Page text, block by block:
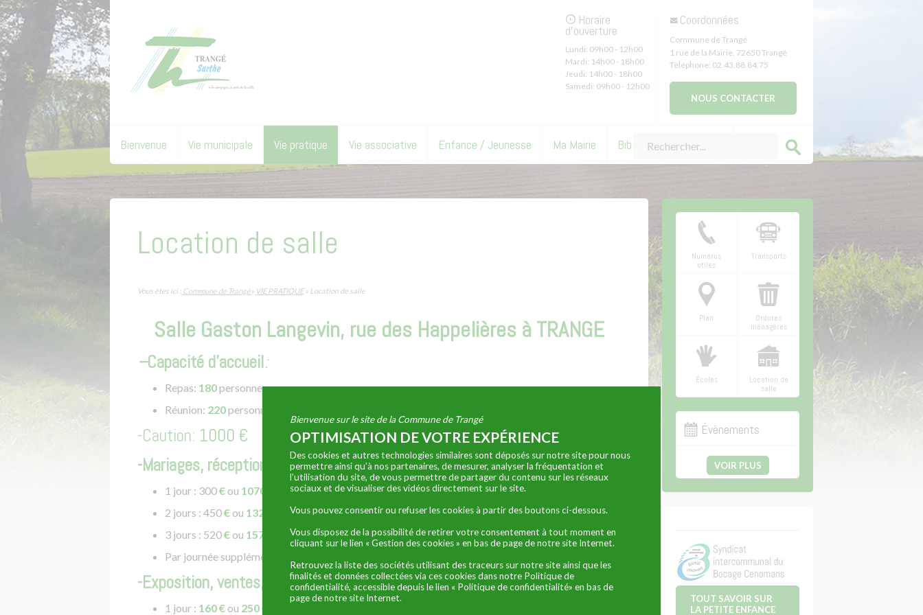
Horaire
d'ouverture
Lundi: 09h00 - 12h00
Mardi: 14h00 - 18h00
Jeudi: 14h00 - 18h00
Samedi: 09h00 - 12h00
Coordonnées
Commune de Trangé
1 rue de la Mairie, 72650Trangé
Téléphone: 02.43.88.84.75
NOUS CONTACTER
Bienvenue Vie municipale Vie pratique Vie associative Enfance / Jeunesse Ma Mairie Bibliothèque de Trangé
Location de salle
Vous êtes ici : Commune de Trangé» VIE PRATIQUE» Location de salle
Salle Gaston Langevin, rue des Happelières à TRANGE
–Capacité d’accueil:
Repas: 180personnes
Réunion: 220personnes
-Caution: 1000 €
-Mariages, réceptions, vins d’honneur:
1 jour : 300€ ou 1070€
hors commune
2 jours : 450€ ou 1320 €
hors commune
3 jours : 520€ ou 1570 €
hors commune
Par journée supplémentaire:
-Exposition, ventes, réunions:
1 jour : 160 € ou 250 €
Numéros
utiles
Transports
Plan
Ordures
ménagères
Écoles
Location de
salle
Évènements
VOIR PLUS
TOUT SAVOIR SUR
LA PETITE ENFANCE
Bienvenue sur le site de la Commune de Trangé
OPTIMISATION DE VOTRE EXPÉRIENCE
Des cookies et autres technologies similaires sont déposés sur notre site pour nous
permettre ainsi qu’à nos partenaires, de mesurer, analyser la fréquentation et
l’utilisation du site, de vous permettre de partager du contenu sur les réseaux
sociaux et de visualiser des vidéos directement sur le site.
Vous pouvez consentir ou refuser les cookies à partir des boutons ci-dessous.
Vous disposez de la possibilité de retirer votre consentement à tout moment en
cliquant sur le lien « Gestion des cookies » en bas de page de notre site Internet.
Retrouvez la liste des sociétés utilisant des traceurs sur notre site ainsi que les
finalités et données collectées via ces cookies dans notre Politique de
confidentialité, accessible depuis le lien « Politique de confidentialité» en bas de
page de notre site Internet.